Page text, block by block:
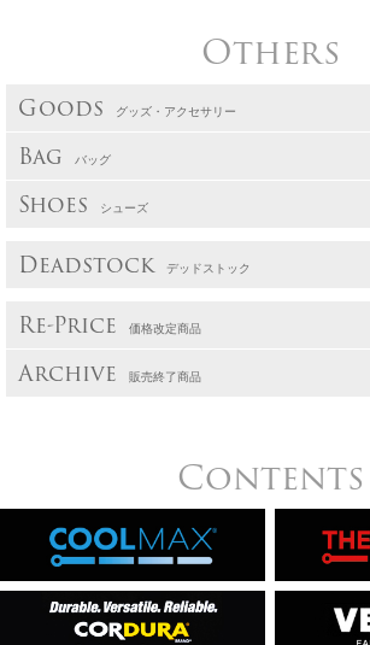
Others
Goods グッズ・アクセサリー
Bag バッグ
Shoes シューズ
Deadstock デッドストック
Re-Price 価格改定商品
Archive 販売終了商品
Contents